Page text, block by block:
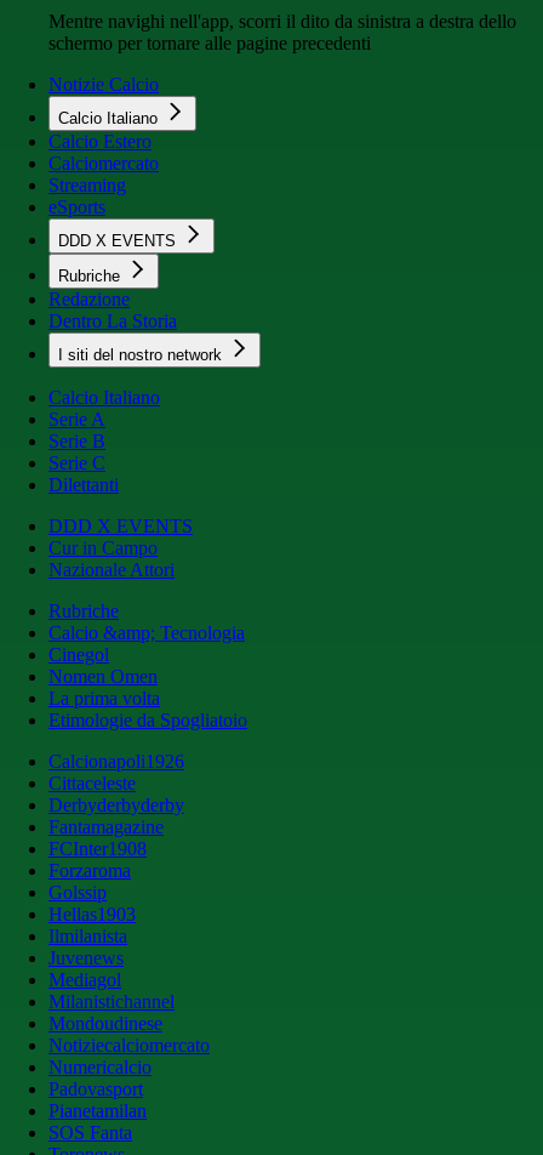
Mentre navighi nell'app, scorri il dito da sinistra a destra dello
schermo per tornare alle pagine precedenti
Notizie Calcio
Calcio Italiano
Calcio Estero
Calciomercato
Streaming
eSports
DDD X EVENTS
Rubriche
Redazione
Dentro La Storia
I siti del nostro network
Calcio Italiano
Serie A
Serie B
Serie C
Dilettanti
DDD X EVENTS
Cur in Campo
Nazionale Attori
Rubriche
Calcio &amp; Tecnologia
Cinegol
Nomen Omen
La prima volta
Etimologie da Spogliatoio
Calcionapoli1926
Cittaceleste
Derbyderbyderby
Fantamagazine
FCInter1908
Forzaroma
Golssip
Hellas1903
Ilmilanista
Juvenews
Mediagol
Milanistichannel
Mondoudinese
Notiziecalciomercato
Numericalcio
Padovasport
Pianetamilan
SOS Fanta